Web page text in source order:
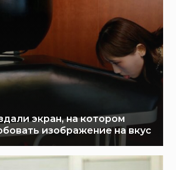
экран, на котором
изображение на вкус